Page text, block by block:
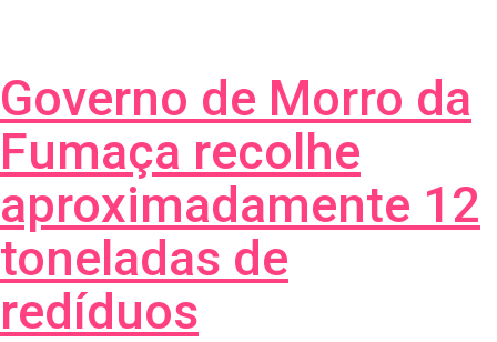
Governo de Morro da
Fumaça recolhe
aproximadamente 12
toneladas de
redíduos